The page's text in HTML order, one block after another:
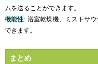
ムを送ることができます。
機能性: 浴室乾燥機、ミストサ
できます。
まとめ